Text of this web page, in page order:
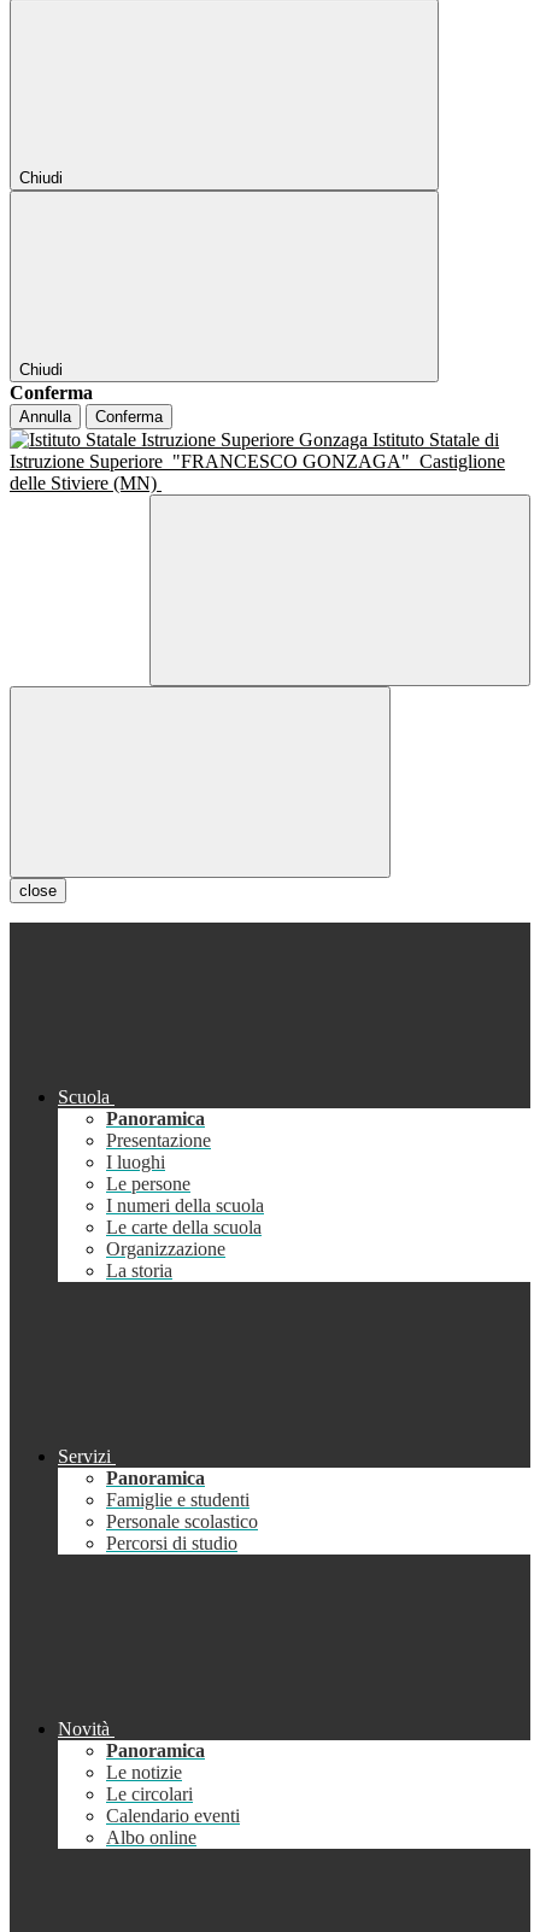
Chiudi
Chiudi
Conferma
Annulla Conferma
Istituto Statale di
Istruzione Superiore "FRANCESCO GONZAGA" Castiglione
delle Stiviere (MN)
close
Scuola
Panoramica
Presentazione
I luoghi
Le persone
I numeri della scuola
Le carte della scuola
Organizzazione
La storia
Servizi
Panoramica
Famiglie e studenti
Personale scolastico
Percorsi di studio
Novità
Panoramica
Le notizie
Le circolari
Calendario eventi
Albo online